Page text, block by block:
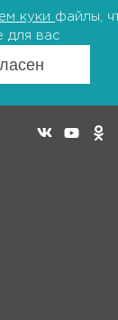
куки файлы,
для вас